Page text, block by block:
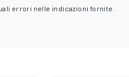
errori nelle indicazioni fornite.